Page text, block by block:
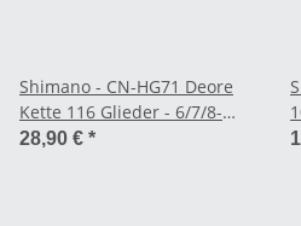
Shimano - CN-HG71 Deore
Kette 116 Glieder - 6/7/8-
fach
28,90 € *